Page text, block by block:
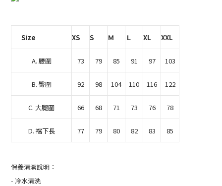
Size XS S Ｍ Ｌ XL XXL
A. 腰圍 73 79 85 91 97 103
B. 臀圍 92 98 104 110 116 122
C. 大腿圍 66 68 71 73 76 78
D. 襠下長 77 79 80 82 83 85
保養清潔說明：
- 冷水清洗